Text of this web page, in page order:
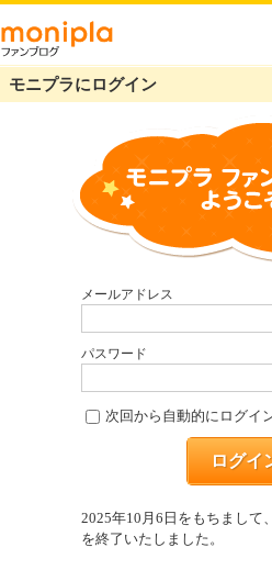
モニプラにログイン
メールアドレス
パスワード
次回から自動的にログイ
ログイ
2025年10月6日をもちまして
を終了いたしました。